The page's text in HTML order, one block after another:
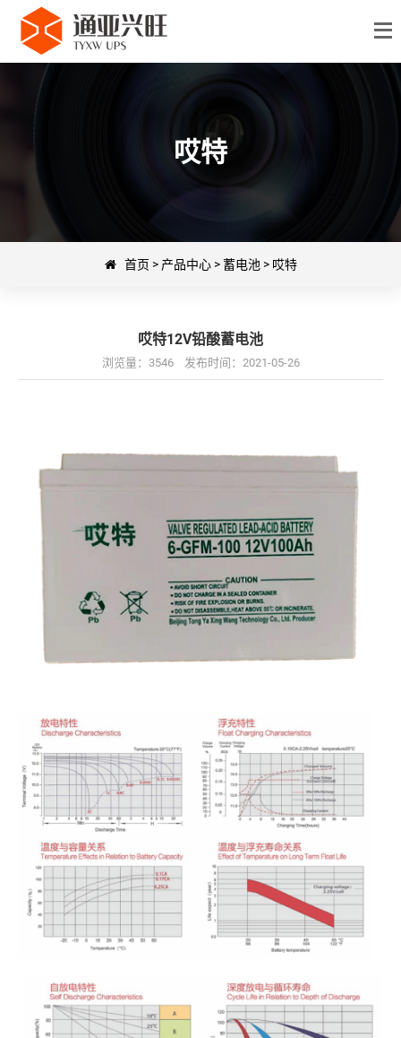
哎特
首页 > 产品中心>蓄电池 > 哎特
哎特12V铅酸蓄电池
浏览量：3546 发布时间：2021-05-26